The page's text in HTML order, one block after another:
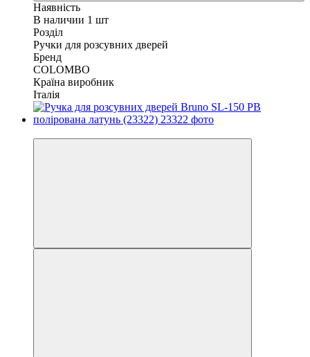
Наявність
В наличии 1 шт
Розділ
Ручки для розсувних дверей
Бренд
COLOMBO
Країна виробник
Італія